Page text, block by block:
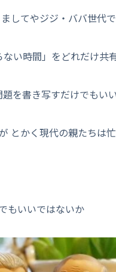
してやジジ・ババ世代
い時間」をどれだけ共
を書き写すだけでもい
とかく現代の親たちは
もいいではないか